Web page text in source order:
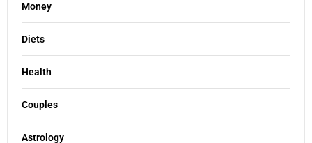
Money
Diets
Health
Couples
Astrology